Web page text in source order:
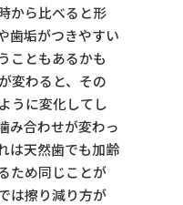
から比べると形
歯垢がつきやすい
こともあるかも
変わると、その
うに変化してし
み合わせが変わっ
は天然歯でも加齢
ため同じことが
は擦り減り方が